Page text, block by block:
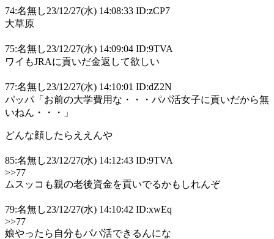
74:名無し23/12/27(水) 14:08:33 ID:zCP7
大草原
75:名無し23/12/27(水) 14:09:04 ID:9TVA
ワイもJRAに貢いだ金返して欲しい
77:名無し23/12/27(水) 14:10:01 ID:dZ2N
パッパ「お前の大学費用な・・・パパ活女子に貢いだから無
いねん・・・」
どんな顔したらええんや
85:名無し23/12/27(水) 14:12:43 ID:9TVA
>>77
ムスッコも親の老後資金を貢いでるかもしれんぞ
79:名無し23/12/27(水) 14:10:42 ID:xwEq
>>77
娘やったら自分もパパ活できるんにな